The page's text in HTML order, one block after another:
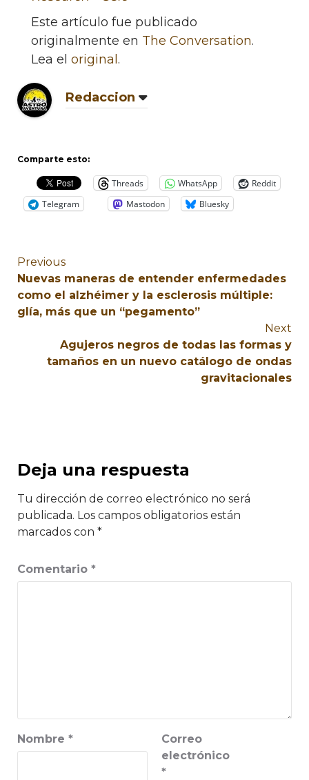
Este artículo fue publicado
originalmente en The Conversation.
Lea el original .
Redaccion
Comparte esto:
Threads WhatsApp
Reddit
Telegram
Mastodon Bluesky
Previous
Nuevas maneras de entender enfermedades
como el alzhéimer y la esclerosis múltiple:
glía, más que un “pegamento”
Next
Agujeros negros de todas las formas y
tamaños en un nuevo catálogo de ondas
gravitacionales
Deja una respuesta
Tu dirección de correo electrónico no será
publicada. Los campos obligatorios están
marcados con *
Comentario *
Nombre *
Correo
electrónico
*